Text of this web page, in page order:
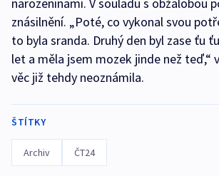
narozeninami. V souladu s obžalobou
znásilnění. „Poté, co vykonal svou
to byla sranda. Druhý den byl zase ťu
let a měla jsem mozek jinde než teď,“
věc již tehdy neoznámila.
ŠTÍTKY
Archiv ČT24